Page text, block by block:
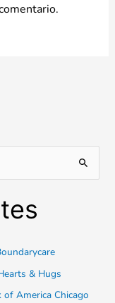
& Hugs
America Chicago